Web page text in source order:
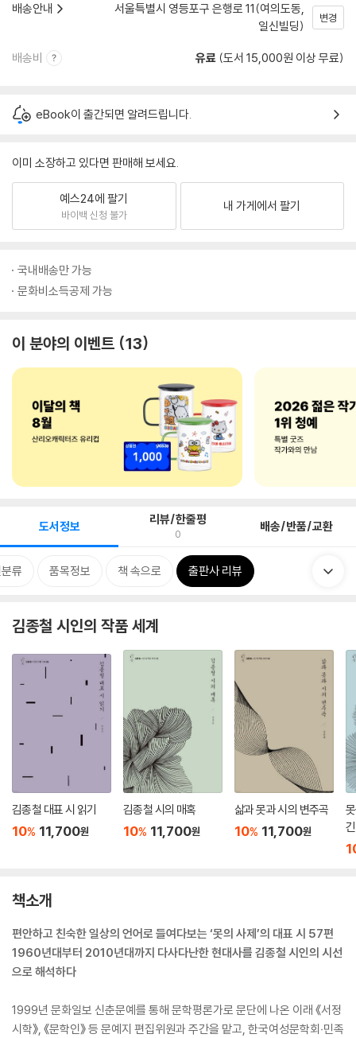
배송안내
서울특별시 영등포구 은행로 11(여의도동,
일신빌딩)
변경
배송비 유료 (도서 15,000원 이상 무료)
eBook이 출간되면 알려드립니다.
이미 소장하고 있다면 판매해 보세요.
예스24에 팔기
바이백 신청 불가
내 가게에서 팔기
국내배송만 가능
문화비소득공제 가능
이 분야의 이벤트 13
도서정보 리뷰/한줄평
0 배송/반품/교환
류 품목정보 책 속으로 출판사 리뷰
김종철 시인의 작품 세계
김종철 대표 시 읽기
10% 11,700원
김종철 시의 매혹
10% 11,700원
삶과 못과 시의 변주곡
10% 11,700원
책소개
편안하고 친숙한 일상의 언어로 들여다보는 ‘못의 사제’의 대표 시 57편
1960년대부터 2010년대까지 다사다난한 현대사를 김종철 시인의 시선
으로 해석하다
1999년 문화일보 신춘문예를 통해 문학평론가로 문단에 나온 이래 《서정
시학》, 《문학인》 등 문예지 편집위원과 주간을 맡고, 한국여성문학회‧민족